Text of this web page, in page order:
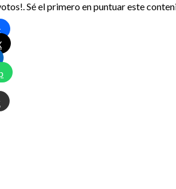
Sé el primero en puntuar este